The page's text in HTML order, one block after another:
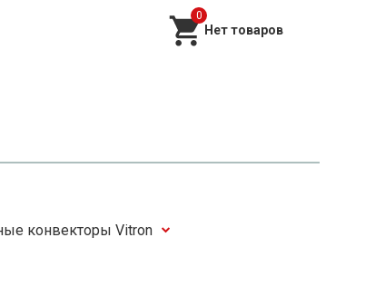
0
конвекторы Vitron